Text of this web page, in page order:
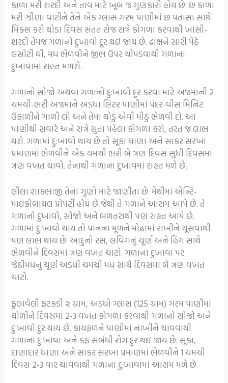
કાળા મરી શરદી અને તાવ માટે ખૂબ જ ગુણકારી હોય છે. છ કાળા
મરી ઝીણા વાટીને તેને એક ગ્લાસ ગરમ પાણીમાં છ પતાસા સાથે
મિક્સ કરી થોડા દિવસ સતત રોજ રાત્રે કોગળા કરવાથી ખાંસી-
શરદી તેમજ ગળાનો દુખાવો દૂર થઈ જાય છે. દ્રાક્ષને સારી પેઠે
લસોટી ઘી, મધ ભેળવીને જીભ ઉપર ચોપડવાથી ગળાના
દુખાવામાં રાહત મળશે.
ગળાનો સોજો અથવા ગળાનો દુ:ખાવો દૂર કરવા માટે અજમાની 2
ચમચી-ભરી અજમાને અડધા લિટર પાણીમાં પંદર-વીસ મિનિટ
ઉકાળીને ગાળી લો અને તેમાં થોડું એવી મીઠું ભેળવી દો. આ
પાણીથી સવારે અને રાત્રે સુતા પહેલા કોગળા કરો, તરત જ લાભ
થશે. ગળામાં દુ:ખાવો થાય છે તો સૂકા ધાણા અને સાકર સરખા
પ્રમાણમાં ભેળવીને એક ચમચી ભરી બે ત્રણ દિવસ સુધી દિવસમાં
ત્રણ વખત ચાવો. તેનાથી ગળાના દુખાવમાં રાહત મળે છે.
લીલા શાકભાજી તેના ગુણો માટે જાણીતા છે. મેથીમાં એન્ટિ-
માઇક્રોબાયલ પ્રોપર્ટી હોય છે જેથી તે ગળાને આરામ આપે છે. તે
ગળાનો દુખાવો, સોજો અને બળતરાથી પણ રાહત આપે છે.
ગળામાં દુ:ખાવો થાય તો પાનના મૂળને મોઢામાં રાખીને ચૂસવાથી
પણ લાભ થાય છે. આદુનો રસ, લવિંગનું ચૂર્ણ અને હિંગ સાથે
ભેળવીને દિવસમાં ત્રણ વખત ચાટો. ગળાના દુખાવા પર
જેઠીમધનું ચૂર્ણ અડધી ચમચી મધ સાથે દિવસમાં બે ત્રણ વખત
ચાટો.
ફુલાવેલી ફટકડી ૨ ગ્રામ, અડધો ગ્લાસ (125 ગ્રામ) ગરમ પાણીમાં
ઘોળીને દિવસમાં 2-3 વખત કોગળા કરવાથી ગળાનો સોજો અને
દુ:ખાવો દુર થાય છે. કાયફળને પાણીમાં નાખીને ચાવવાથી
ગળાના દુ:ખાવા અને કફ સબંધી રોગ દુર થઇ જાય છે. સૂકા,
દાણાદાર ધાણા અને સાકર સરખા પ્રમાણમાં ભેળવીને 1 ચમચી
દિવસ 2-3 વાર ચાવવાથી ગળાના દુ:ખાવામાં આરામ મળે છે.